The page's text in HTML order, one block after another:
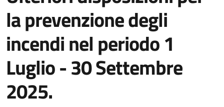
la prevenzione degli
incendi nel periodo 1
Luglio - 30 Settembre
2025.